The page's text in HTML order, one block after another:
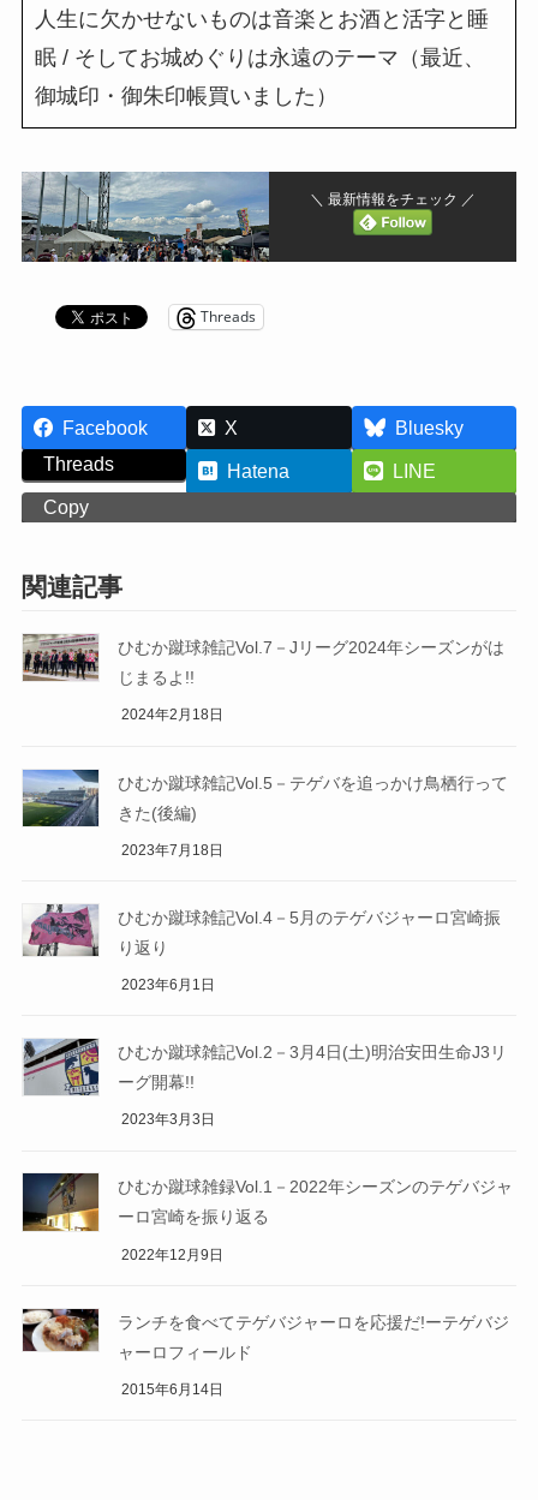
人生に欠かせないものは音楽とお酒と活字と睡
眠 / そしてお城めぐりは永遠のテーマ（最近、
御城印・御朱印帳買いました）
＼ 最新情報をチェック ／
Threads
Facebook X
Bluesky
Threads
Hatena
LINE
Copy
関連記事
ひむか蹴球雑記Vol.7－Jリーグ2024年シーズンがは
じまるよ!!
2024年2月18日
ひむか蹴球雑記Vol.5－テゲバを追っかけ鳥栖行って
きた(後編)
2023年7月18日
ひむか蹴球雑記Vol.4－5月のテゲバジャーロ宮崎振
り返り
2023年6月1日
ひむか蹴球雑記Vol.2－3月4日(土)明治安田生命J3リ
ーグ開幕!!
2023年3月3日
ひむか蹴球雑録Vol.1－2022年シーズンのテゲバジャ
ーロ宮崎を振り返る
2022年12月9日
ランチを食べてテゲバジャーロを応援だ!ーテゲバジ
ャーロフィールド
2015年6月14日